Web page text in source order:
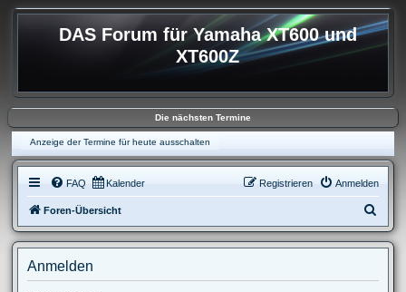
DAS Forum für Yamaha XT600 und
XT600Z
Die nächsten Termine
Anzeige der Termine für heute ausschalten
FAQ Kalender Anmelden
Registrieren
Foren-Übersicht
u
Anmelden